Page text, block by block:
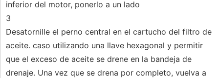
inferior del motor, ponerlo a un lado
3
Desatornille el perno central en el cartucho del filtro de
aceite. caso utilizando una llave hexagonal y permitir
que el exceso de aceite se drene en la bandeja de
drenaje. Una vez que se drena por completo, vuelva a